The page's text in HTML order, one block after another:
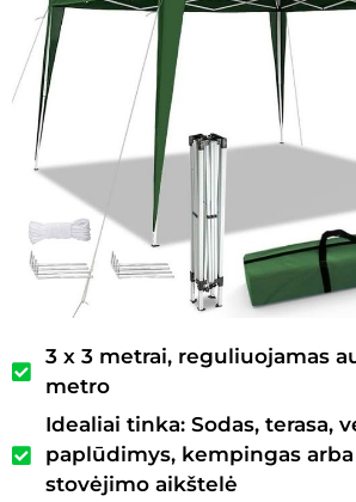
3 x 3 metrai, reguliuojamas
metro
Idealiai tinka: Sodas, terasa,
paplūdimys, kempingas
stovėjimo aikštelė